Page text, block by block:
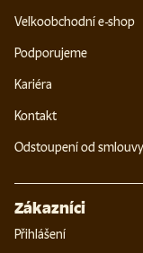
Velkoobchodní e-shop
Podporujeme
Kariéra
Kontakt
Odstoupení od
Zákazníci
Přihlášení